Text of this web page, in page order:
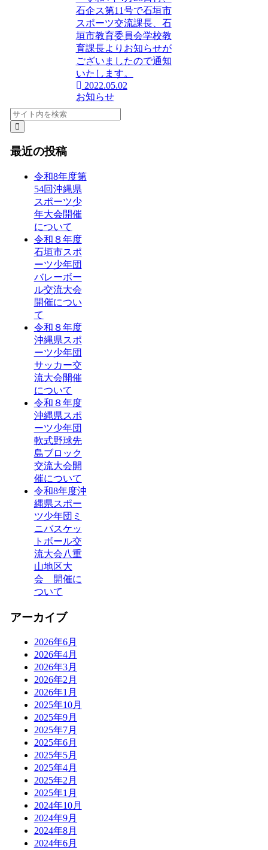
石企ス第11号で石垣市
スポーツ交流課長、石
垣市教育委員会学校教
育課長よりお知らせが
ございましたので通知
いたします。
2022.05.02
お知らせ
最近の投稿
令和8年度第
54回沖縄県
スポーツ少
年大会開催
について
令和８年度
石垣市スポ
ーツ少年団
バレーボー
ル交流大会
開催につい
て
令和８年度
沖縄県スポ
ーツ少年団
サッカー交
流大会開催
について
令和８年度
沖縄県スポ
ーツ少年団
軟式野球先
島ブロック
交流大会開
催について
令和8年度沖
縄県スポー
ツ少年団ミ
ニバスケッ
トボール交
流大会八重
山地区大
会 開催に
ついて
アーカイブ
2026年6月
2026年4月
2026年3月
2026年2月
2026年1月
2025年10月
2025年9月
2025年7月
2025年6月
2025年5月
2025年4月
2025年2月
2025年1月
2024年10月
2024年9月
2024年8月
2024年6月